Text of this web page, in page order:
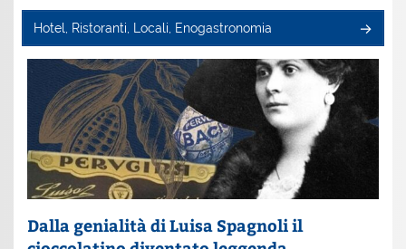
Hotel, Ristoranti, Locali, Enogastronomia
Dalla genialità di Luisa Spagnoli il